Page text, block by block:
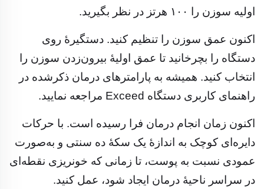
اولیه سوزن را ۱۰۰ هرتز در نظر بگیرید.
اکنون عمق سوزن را تنظیم کنید. دستگیرهٔ روی
دستگاه را بچرخانید تا عمق اولیهٔ بیرون‌زدن سوزن را
انتخاب کنید. همیشه به پارامترهای درمان ذکرشده در
راهنمای کاربری دستگاه Exceed مراجعه نمایید.
اکنون زمان انجام درمان فرا رسیده است. با حرکات
دایره‌ای کوچک به اندازهٔ یک سکهٔ ده سنتی و به‌صورت
عمودی نسبت به پوست، تا زمانی که خونریزی نقطه‌ای
در سراسر ناحیهٔ درمان ایجاد شود، عمل کنید.